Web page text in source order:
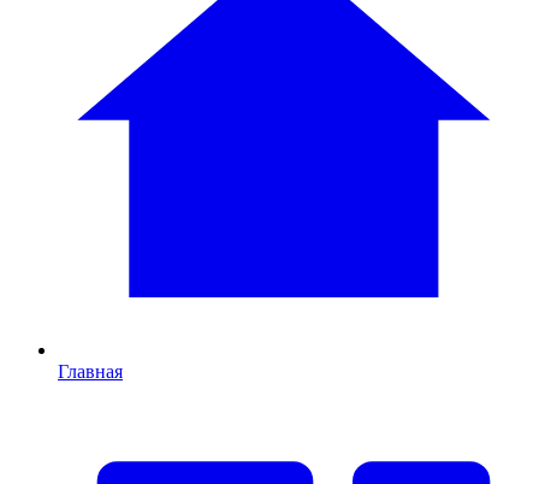
Главная